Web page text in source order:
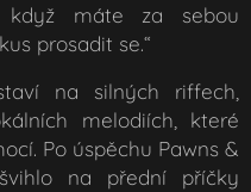
když máte za sebou
prosadit se.“
na silných riffech,
melodiích, které
Po úspěchu Pawns &
na přední příčky